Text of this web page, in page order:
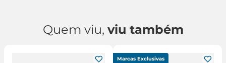
Quem viu, viu também
Marcas Exclusivas